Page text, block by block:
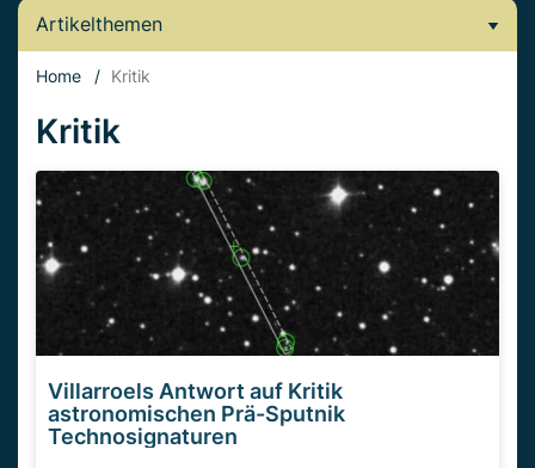
Artikelthemen
Home / Kritik
Kritik
Villarroels Antwort auf Kritik
astronomischen Prä-Sputnik
Technosignaturen